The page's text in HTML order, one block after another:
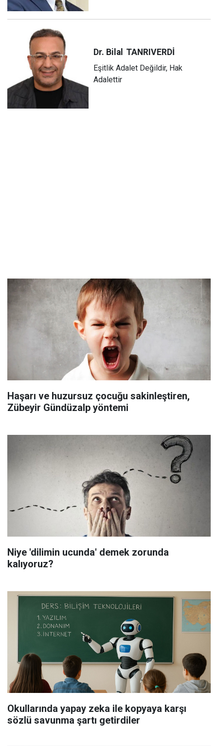
Dr. Bilal TANRIVERDİ
Eşitlik Adalet Değildir, Hak
Adalettir
Haşarı ve huzursuz çocuğu sakinleştiren,
Zübeyir Gündüzalp yöntemi
Niye 'dilimin ucunda' demek zorunda
kalıyoruz?
Okullarında yapay zeka ile kopyaya karşı
sözlü savunma şartı getirdiler